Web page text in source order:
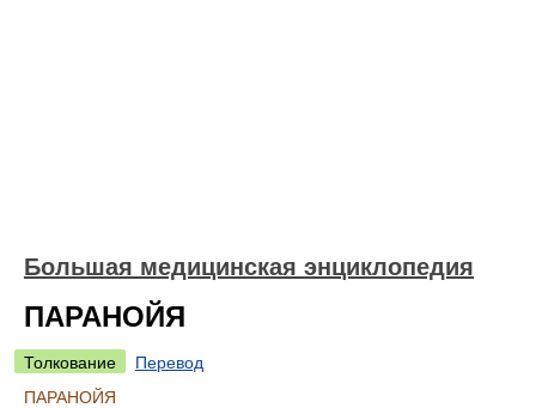
Большая медицинская энциклопедия
ПАРАНОЙЯ
Толкование
Перевод
ПАРАНОЙЯ